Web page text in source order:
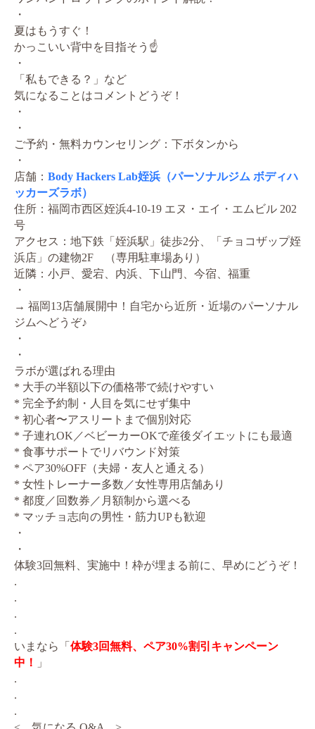
・
夏はもうすぐ！
かっこいい背中を目指そう☝️
・
「私もできる？」など
気になることはコメントどうぞ！
・
・
ご予約・無料カウンセリング：下ボタンから
・
店舗： Body Hackers Lab姪浜（パーソナルジム ボディハ
ッカーズラボ）
住所：福岡市西区姪浜4-10-19 エヌ・エイ・エムビル 202
号
アクセス：地下鉄「姪浜駅」徒歩2分、「チョコザップ姪
浜店」の建物2F （専用駐車場あり）
近隣： 小戸、愛宕、内浜、下山門、今宿、福重
・
→ 福岡13店舗展開中！自宅から近所・近場のパーソナル
ジムへどうぞ♪
・
・
ラボが選ばれる理由
* 大手の半額以下の価格帯で続けやすい
* 完全予約制・人目を気にせず集中
* 初心者〜アスリートまで個別対応
* 子連れOK／ベビーカーOKで産後ダイエットにも最適
* 食事サポートでリバウンド対策
* ペア30%OFF（夫婦・友人と通える）
* 女性トレーナー多数／女性専用店舗あり
* 都度／回数券／月額制から選べる
* マッチョ志向の男性・筋力UPも歓迎
・
・
体験3回無料、実施中！枠が埋まる前に、早めにどうぞ！
.
.
.
.
いまなら「 体験3回無料、ペア30%割引キャンペーン
中！
」
.
.
.